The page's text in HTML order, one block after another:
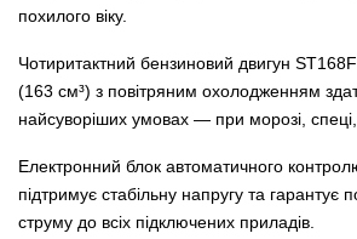
похилого віку.
Чотиритактний бензиновий двигун
(163 см³) з повітряним охолодженням
найсуворіших умовах — при морозі, спеці,
Електронний блок автоматичного
підтримує стабільну напругу та гарантує
струму до всіх підключених приладів.